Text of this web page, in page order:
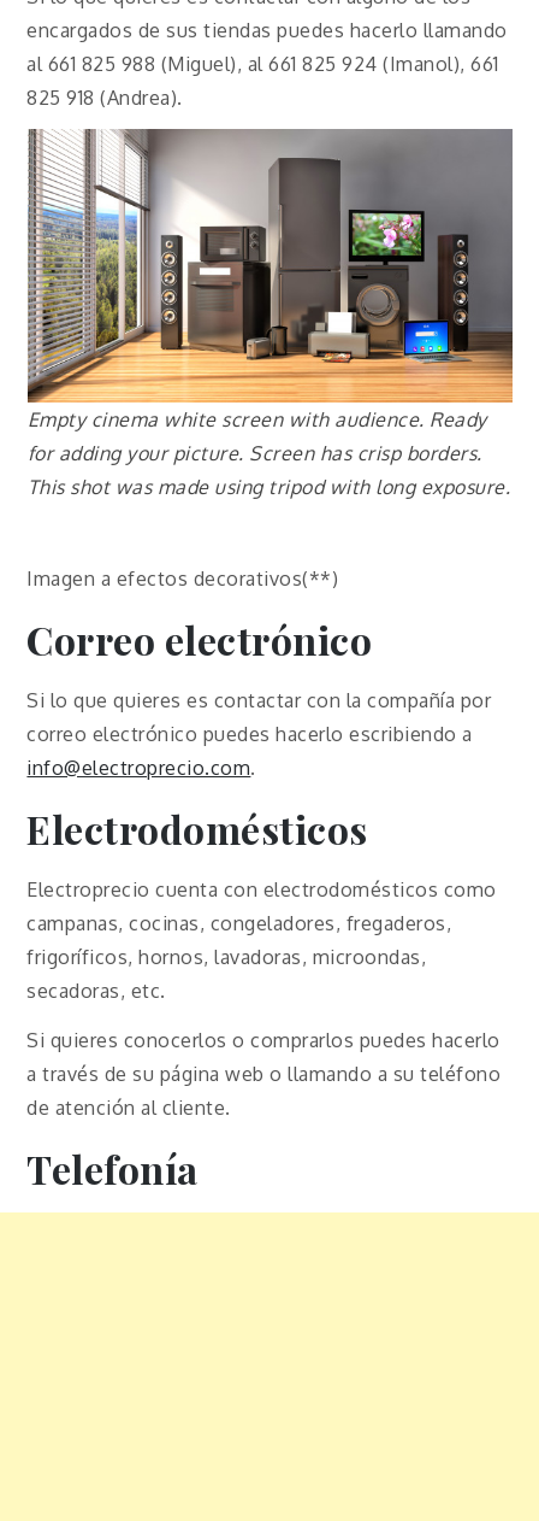
encargados de sus tiendas puedes hacerlo llamando
al 661 825 988 (Miguel), al 661 825 924 (Imanol), 661
825 918 (Andrea).
Empty cinema white screen with audience. Ready
for adding your picture. Screen has crisp borders.
This shot was made using tripod with long exposure.
Imagen a efectos decorativos(**)
Correo electrónico
Si lo que quieres es contactar con la compañía por
correo electrónico puedes hacerlo escribiendo a
info@electroprecio.com.
Electrodomésticos
Electroprecio cuenta con electrodomésticos como
campanas, cocinas, congeladores, fregaderos,
frigoríficos, hornos, lavadoras, microondas,
secadoras, etc.
Si quieres conocerlos o comprarlos puedes hacerlo
a través de su página web o llamando a su teléfono
de atención al cliente.
Telefonía